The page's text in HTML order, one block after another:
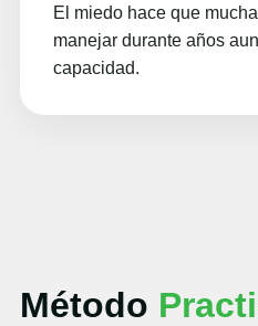
El miedo hace que
manejar durante años
capacidad.
Método